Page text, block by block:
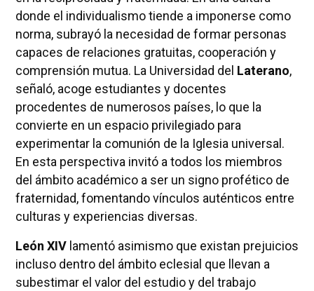
donde el individualismo tiende a imponerse como
norma, subrayó la necesidad de formar personas
capaces de relaciones gratuitas, cooperación y
comprensión mutua. La Universidad del Laterano,
señaló, acoge estudiantes y docentes
procedentes de numerosos países, lo que la
convierte en un espacio privilegiado para
experimentar la comunión de la Iglesia universal.
En esta perspectiva invitó a todos los miembros
del ámbito académico a ser un signo profético de
fraternidad, fomentando vínculos auténticos entre
culturas y experiencias diversas.
León XIVlamentó asimismo que existan prejuicios
incluso dentro del ámbito eclesial que llevan a
subestimar el valor del estudio y del trabajo